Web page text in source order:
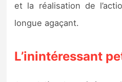
et la réalisation de
longue agaçant.
L’inintéressant